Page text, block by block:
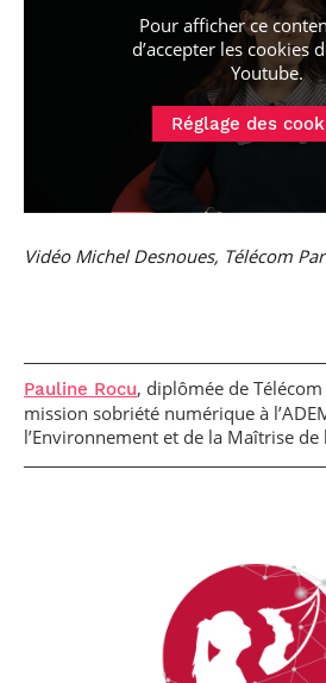
Pour afficher ce
d’accepter les cookies
Youtube.
Réglage des
Vidéo Michel Desnoues, Télécom
Pauline Rocu, diplômée de
mission sobriété numérique à
l’Environnement et de la Maîtrise de